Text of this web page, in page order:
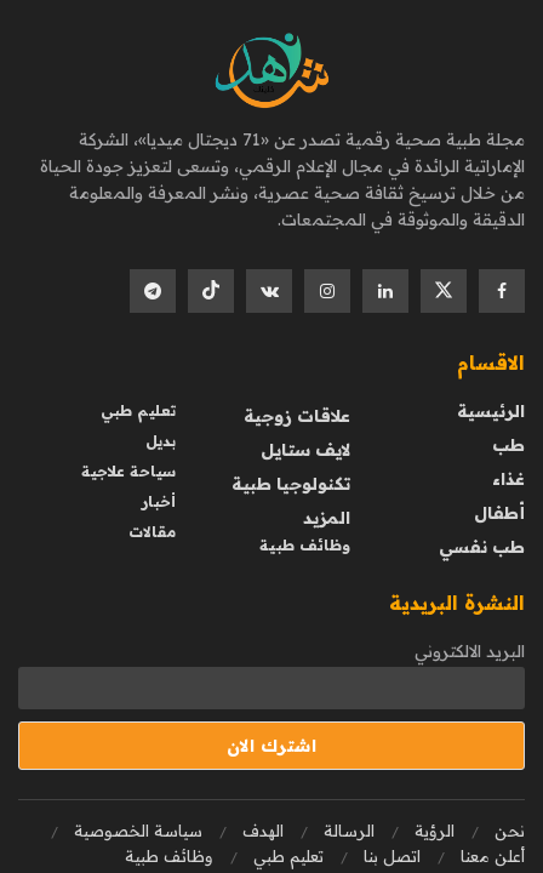
مجلة طبية صحية رقمية تصدر عن «71 ديجتال ميديا»، الشركة
الإماراتية الرائدة في مجال الإعلام الرقمي، وتسعى لتعزيز جودة الحياة
من خلال ترسيخ ثقافة صحية عصرية، ونشر المعرفة والمعلومة
الدقيقة والموثوقة في المجتمعات.
الاقسام
الرئيسية
طب
غذاء
أطفال
طب نفسي
علاقات زوجية
لايف ستايل
تكنولوجيا طبية
المزيد
وظائف طبية
تعليم طبي
بديل
سياحة علاجية
أخبار
مقالات
النشرة البريدية
البريد الالكتروني
نحن الرؤية الرسالة الهدف
سياسة الخصوصية
أعلن معنا
اتصل بنا تعليم طبي وظائف طبية